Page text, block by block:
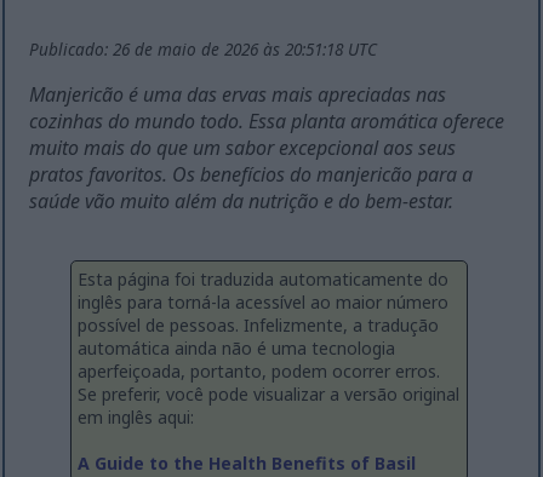
Publicado: 26 de maio de 2026 às 20:51:18 UTC
Manjericão é uma das ervas mais apreciadas nas
cozinhas do mundo todo. Essa planta aromática oferece
muito mais do que um sabor excepcional aos seus
pratos favoritos. Os benefícios do manjericão para a
saúde vão muito além da nutrição e do bem-estar.
Esta página foi traduzida automaticamente do
inglês para torná-la acessível ao maior número
possível de pessoas. Infelizmente, a tradução
automática ainda não é uma tecnologia
aperfeiçoada, portanto, podem ocorrer erros.
Se preferir, você pode visualizar a versão original
em inglês aqui:
A Guide to the Health Benefits of Basil